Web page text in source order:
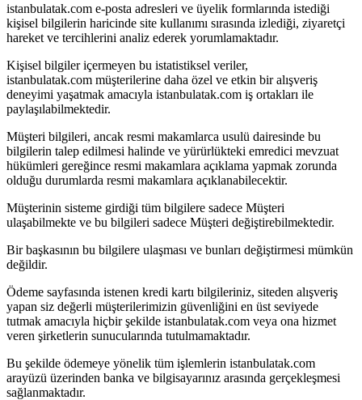
istanbulatak.com e-posta adresleri ve üyelik formlarında istediği
kişisel bilgilerin haricinde site kullanımı sırasında izlediği, ziyaretçi
hareket ve tercihlerini analiz ederek yorumlamaktadır.
Kişisel bilgiler içermeyen bu istatistiksel veriler,
istanbulatak.com müşterilerine daha özel ve etkin bir alışveriş
deneyimi yaşatmak amacıyla istanbulatak.com iş ortakları ile
paylaşılabilmektedir.
Müşteri bilgileri, ancak resmi makamlarca usulü dairesinde bu
bilgilerin talep edilmesi halinde ve yürürlükteki emredici mevzuat
hükümleri gereğince resmi makamlara açıklama yapmak zorunda
olduğu durumlarda resmi makamlara açıklanabilecektir.
Müşterinin sisteme girdiği tüm bilgilere sadece Müşteri
ulaşabilmekte ve bu bilgileri sadece Müşteri değiştirebilmektedir.
Bir başkasının bu bilgilere ulaşması ve bunları değiştirmesi mümkün
değildir.
Ödeme sayfasında istenen kredi kartı bilgileriniz, siteden alışveriş
yapan siz değerli müşterilerimizin güvenliğini en üst seviyede
tutmak amacıyla hiçbir şekilde istanbulatak.com veya ona hizmet
veren şirketlerin sunucularında tutulmamaktadır.
Bu şekilde ödemeye yönelik tüm işlemlerin istanbulatak.com
arayüzü üzerinden banka ve bilgisayarınız arasında gerçekleşmesi
sağlanmaktadır.